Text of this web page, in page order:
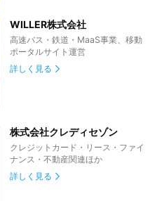
WILLER株式会社
高速バス・鉄道・MaaS事業、移動
ポータルサイト運営
詳しく見る
株式会社クレディセゾン
クレジットカード・リース・ファイ
ナンス・不動産関連ほか
詳しく見る